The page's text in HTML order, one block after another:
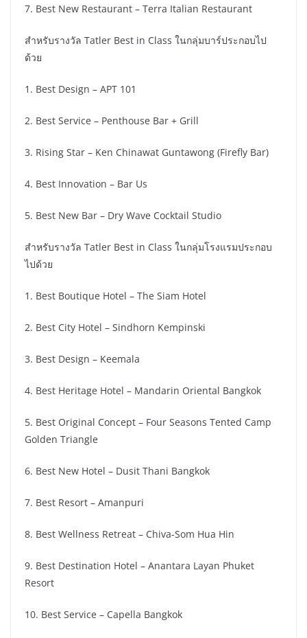
7. Best New Restaurant – Terra Italian Restaurant
สำหรับรางวัล Tatler Best in Class ในกลุ่มบาร์ประกอบไป
ด้วย
1. Best Design – APT 101
2. Best Service – Penthouse Bar + Grill
3. Rising Star – Ken Chinawat Guntawong (Firefly Bar)
4. Best Innovation – Bar Us
5. Best New Bar – Dry Wave Cocktail Studio
สำหรับรางวัล Tatler Best in Class ในกลุ่มโรงแรมประกอบ
ไปด้วย
1. Best Boutique Hotel – The Siam Hotel
2. Best City Hotel – Sindhorn Kempinski
3. Best Design – Keemala
4. Best Heritage Hotel – Mandarin Oriental Bangkok
5. Best Original Concept – Four Seasons Tented Camp
Golden Triangle
6. Best New Hotel – Dusit Thani Bangkok
7. Best Resort – Amanpuri
8. Best Wellness Retreat – Chiva-Som Hua Hin
9. Best Destination Hotel – Anantara Layan Phuket
Resort
10. Best Service – Capella Bangkok